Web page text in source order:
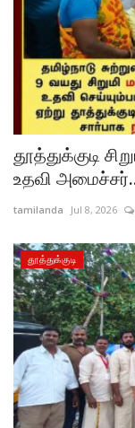
தூத்துக்குடி
உதவி
tamilanda Jul 8, 2026
தூத்துக்குடி